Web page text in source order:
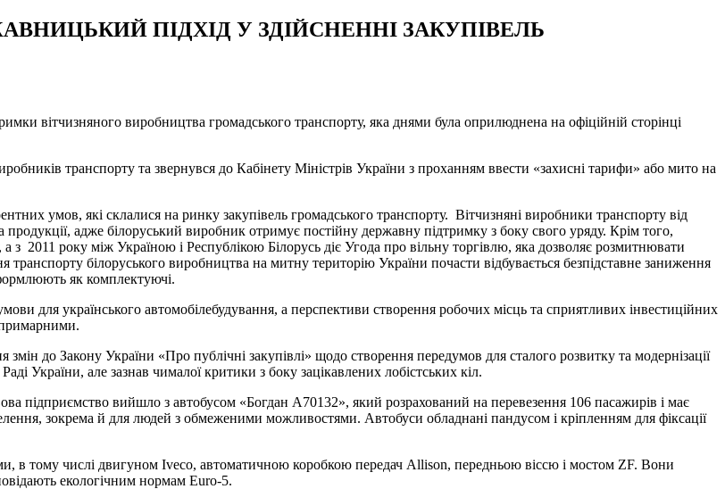
ПІДХІД У ЗДІЙСНЕННІ ЗАКУПІВЕЛЬ
вітчизняного виробництва громадського транспорту, яка днями була оприлюднена на офіційній сторінці
транспорту та звернувся до Кабінету Міністрів України з проханням ввести «захисні тарифи» або мито на
умов, які склалися на ринку закупівель громадського транспорту. Вітчизняні виробники транспорту від
адже білоруський виробник отримує постійну державну підтримку з боку свого уряду. Крім того,
2011 року між Україною і Республікою Білорусь діє Угода про вільну торгівлю, яка дозволяє розмитнювати
білоруського виробництва на митну територію України почасти відбувається безпідставне заниження
як комплектуючі.
для українського автомобілебудування, а перспективи створення робочих місць та сприятливих інвестиційних
примарними.
до Закону України «Про публічні закупівлі» щодо створення передумов для сталого розвитку та модернізації
України, але зазнав чималої критики з боку зацікавлених лобістських кіл.
підприємство вийшло з автобусом «Богдан А70132», який розрахований на перевезення 106 пасажирів і має
зокрема й для людей з обмеженими можливостями. Автобуси обладнані пандусом і кріпленням для фіксації
в тому числі двигуном Iveco, автоматичною коробкою передач Allison, передньою віссю і мостом ZF. Вони
екологічним нормам Euro-5.